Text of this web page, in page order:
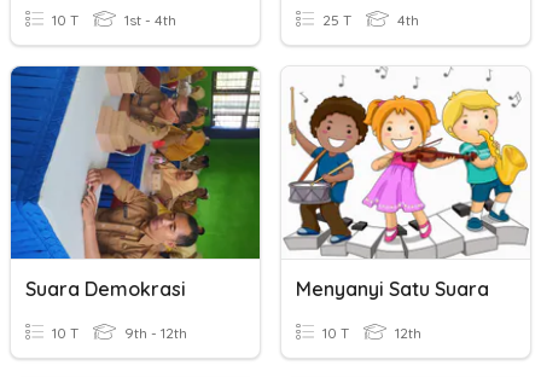
10 T 1st - 4th 25 T 4th
Suara Demokrasi
10 T 9th - 12th
Menyanyi Satu Suara
10 T 12th